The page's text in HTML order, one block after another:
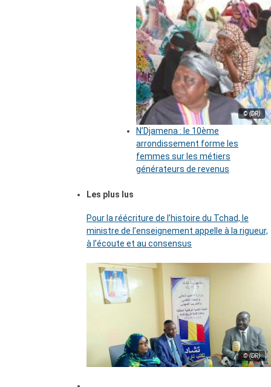
© (DR)
N’Djamena : le 10ème
arrondissement forme les
femmes sur les métiers
générateurs de revenus
Les plus lus
Pour la réécriture de l’histoire du Tchad, le
ministre de l’enseignement appelle à la rigueur,
à l’écoute et au consensus
© (DR)